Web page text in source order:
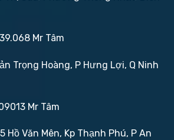
Mr Tâm
Trọng Hoàng, P Hưng Lợi, Q Ninh
Mr Tâm
Hồ Văn Mên, Kp Thạnh Phú, P An